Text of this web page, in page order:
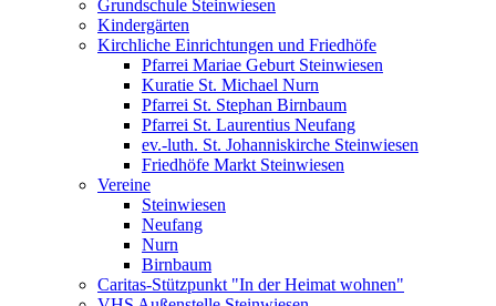
Grundschule Steinwiesen
Kindergärten
Kirchliche Einrichtungen und Friedhöfe
Pfarrei Mariae Geburt Steinwiesen
Kuratie St. Michael Nurn
Pfarrei St. Stephan Birnbaum
Pfarrei St. Laurentius Neufang
ev.-luth. St. Johanniskirche Steinwiesen
Friedhöfe Markt Steinwiesen
Vereine
Steinwiesen
Neufang
Nurn
Birnbaum
Caritas-Stützpunkt "In der Heimat wohnen"